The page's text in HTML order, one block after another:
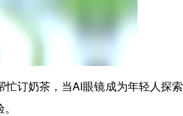
订奶茶，当AI眼镜成为年轻人探